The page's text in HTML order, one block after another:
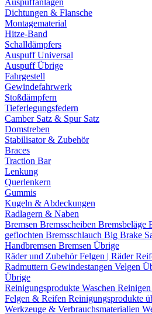
Auspuffanlagen
Dichtungen & Flansche
Montagematerial
Hitze-Band
Schalldämpfers
Auspuff Universal
Auspuff Übrige
Fahrgestell
Gewindefahrwerk
Stoßdämpfern
Tieferlegungsfedern
Camber Satz & Spur Satz
Domstreben
Stabilisator & Zubehör
Braces
Traction Bar
Lenkung
Querlenkern
Gummis
Kugeln & Abdeckungen
Radlagern & Naben
Bremsen Bremsscheiben Bremsbeläge
geflochten Bremsschlauch Big Brake
Handbremsen Bremsen Übrige
Räder und ZubehörFelgen | Räder
Radmuttern Gewindestangen Velgen
Übrige
Reinigungsprodukte Waschen
Felgen & Reifen Reinigungsprodukte
Werkzeuge & Verbrauchsmaterialien